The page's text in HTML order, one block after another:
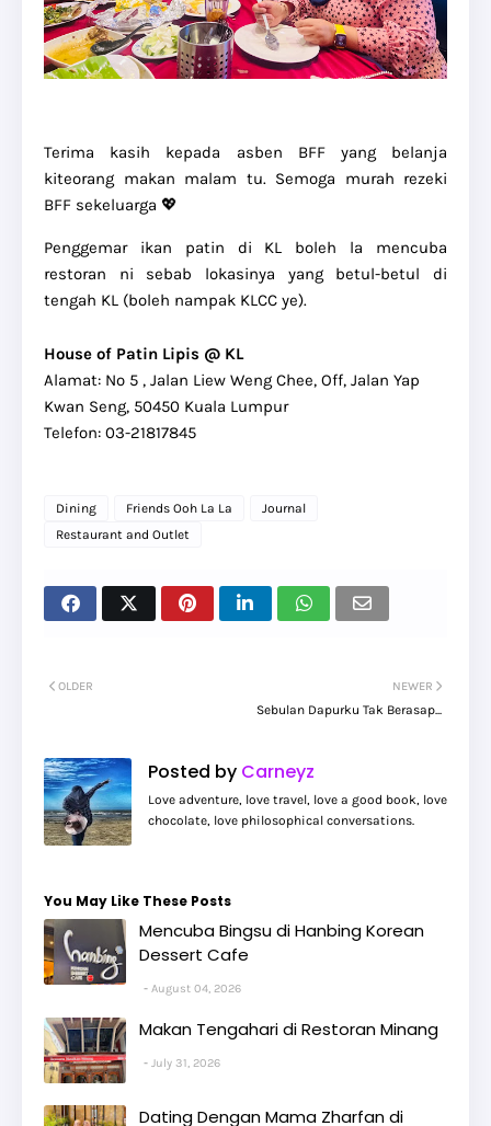
Terima kasih kepada asben BFF yang belanja
kiteorang makan malam tu. Semoga murah rezeki
BFF sekeluarga 💖
Penggemar ikan patin di KL boleh la mencuba
restoran ni sebab lokasinya yang betul-betul di
tengah KL (boleh nampak KLCC ye).
House of Patin Lipis @ KL
Alamat: No 5 , Jalan Liew Weng Chee, Off, Jalan Yap
Kwan Seng, 50450 Kuala Lumpur
Telefon: 03-21817845
Dining Friends Ooh La La
Journal
Restaurant and Outlet
NEWER
Sebulan Dapurku Tak Berasap...
OLDER
Posted by Carneyz
Love adventure, love travel, love a good book, love
chocolate, love philosophical conversations.
You May Like These Posts
Mencuba Bingsu di Hanbing Korean
Dessert Cafe
August 04, 2026
Makan Tengahari di Restoran Minang
July 31, 2026
Dating Dengan Mama Zharfan di